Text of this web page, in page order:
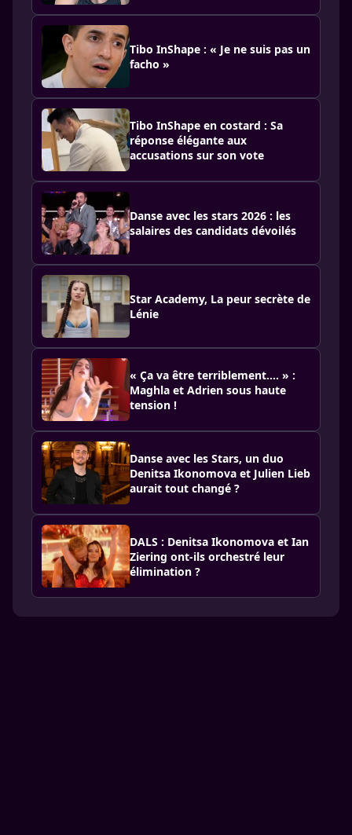
Tibo InShape : « Je ne suis pas un
facho »
Tibo InShape en costard : Sa
réponse élégante aux
accusations sur son vote
Danse avec les stars 2026 : les
salaires des candidats dévoilés
Star Academy, La peur secrète de
Lénie
« Ça va être terriblement…. » :
Maghla et Adrien sous haute
tension !
Danse avec les Stars, un duo
Denitsa Ikonomova et Julien Lieb
aurait tout changé ?
DALS : Denitsa Ikonomova et Ian
Ziering ont-ils orchestré leur
élimination ?